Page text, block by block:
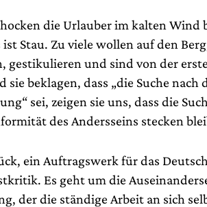
die Urlauber im kalten Wind
Stau. Zu viele wollen auf den
gestikulieren und sind von der
beklagen, dass „die Suche nach
sei, zeigen sie uns, dass die
des Andersseins stecken
ein Auftragswerk für das
Es geht um die
der die ständige Arbeit an sich